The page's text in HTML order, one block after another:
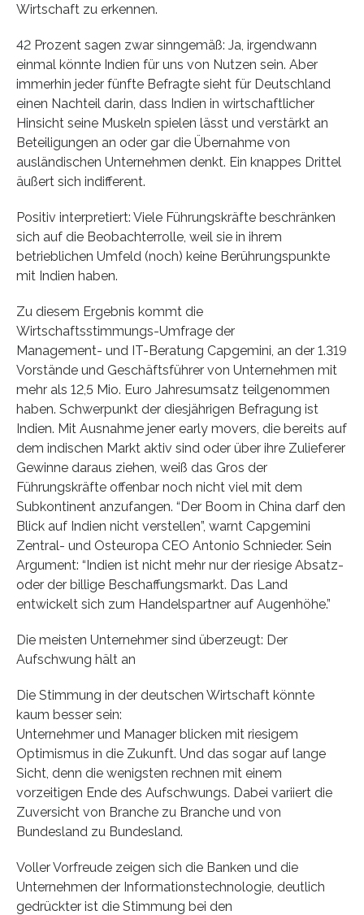
Wirtschaft zu erkennen.
42 Prozent sagen zwar sinngemäß: Ja, irgendwann
einmal könnte Indien für uns von Nutzen sein. Aber
immerhin jeder fünfte Befragte sieht für Deutschland
einen Nachteil darin, dass Indien in wirtschaftlicher
Hinsicht seine Muskeln spielen lässt und verstärkt an
Beteiligungen an oder gar die Übernahme von
ausländischen Unternehmen denkt. Ein knappes Drittel
äußert sich indifferent.
Positiv interpretiert: Viele Führungskräfte beschränken
sich auf die Beobachterrolle, weil sie in ihrem
betrieblichen Umfeld (noch) keine Berührungspunkte
mit Indien haben.
Zu diesem Ergebnis kommt die
Wirtschaftsstimmungs-Umfrage der
Management- und IT-Beratung Capgemini, an der 1.319
Vorstände und Geschäftsführer von Unternehmen mit
mehr als 12,5 Mio. Euro Jahresumsatz teilgenommen
haben. Schwerpunkt der diesjährigen Befragung ist
Indien. Mit Ausnahme jener early movers, die bereits auf
dem indischen Markt aktiv sind oder über ihre Zulieferer
Gewinne daraus ziehen, weiß das Gros der
Führungskräfte offenbar noch nicht viel mit dem
Subkontinent anzufangen. “Der Boom in China darf den
Blick auf Indien nicht verstellen”, warnt Capgemini
Zentral- und Osteuropa CEO Antonio Schnieder. Sein
Argument: “Indien ist nicht mehr nur der riesige Absatz-
oder der billige Beschaffungsmarkt. Das Land
entwickelt sich zum Handelspartner auf Augenhöhe.”
Die meisten Unternehmer sind überzeugt: Der
Aufschwung hält an
Die Stimmung in der deutschen Wirtschaft könnte
kaum besser sein:
Unternehmer und Manager blicken mit riesigem
Optimismus in die Zukunft. Und das sogar auf lange
Sicht, denn die wenigsten rechnen mit einem
vorzeitigen Ende des Aufschwungs. Dabei variiert die
Zuversicht von Branche zu Branche und von
Bundesland zu Bundesland.
Voller Vorfreude zeigen sich die Banken und die
Unternehmen der Informationstechnologie, deutlich
gedrückter ist die Stimmung bei den